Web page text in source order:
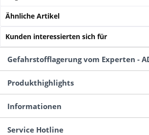
Ähnliche Artikel
Kunden interessierten sich für
Gefahrstofflagerung vom Experten -
Produkthighlights
Informationen
Service Hotline